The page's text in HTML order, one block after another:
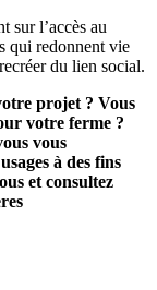
sur l’accès au
qui redonnent vie
du lien social.
projet ? Vous
votre ferme ?
vous
à des fins
et consultez